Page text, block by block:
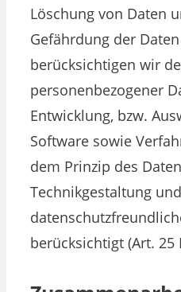
Löschung von Daten
Gefährdung der
berücksichtigen wir
personenbezogener
Entwicklung, bzw.
Software sowie
dem Prinzip des
Technikgestaltung
berücksichtigt (Art. 25